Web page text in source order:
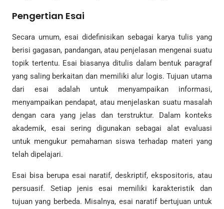
Pengertian Esai
Secara umum, esai didefinisikan sebagai karya tulis yang
berisi gagasan, pandangan, atau penjelasan mengenai suatu
topik tertentu. Esai biasanya ditulis dalam bentuk paragraf
yang saling berkaitan dan memiliki alur logis. Tujuan utama
dari esai adalah untuk menyampaikan informasi,
menyampaikan pendapat, atau menjelaskan suatu masalah
dengan cara yang jelas dan terstruktur. Dalam konteks
akademik, esai sering digunakan sebagai alat evaluasi
untuk mengukur pemahaman siswa terhadap materi yang
telah dipelajari.
Esai bisa berupa esai naratif, deskriptif, ekspositoris, atau
persuasif. Setiap jenis esai memiliki karakteristik dan
tujuan yang berbeda. Misalnya, esai naratif bertujuan untuk